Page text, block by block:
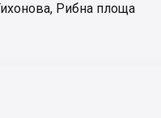
, Рибна площа